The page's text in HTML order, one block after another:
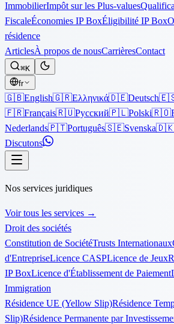
ImmobilierImpôt sur les Plus-values
FiscaleÉconomies IP BoxÉligibilité IP Box
résidence
ArticlesÀ propos de nousCarrièresContact
⌘K
fr
🇬🇧English🇬🇷Ελληνικά🇩🇪Deutsch
🇫🇷Français🇷🇺Русский🇵🇱Polski🇷🇴
Nederlands🇵🇹Português🇸🇪Svenska
Discutons
Nos services juridiques
Voir tous les services →
Droit des sociétés
Constitution de SociétéTrusts Internationaux
d'EntrepriseLicence CASPLicence de Jeux
IP BoxLicence d'Établissement de Paiement
Immigration
Résidence UE (Yellow Slip)Résidence
Slip)Résidence Permanente par